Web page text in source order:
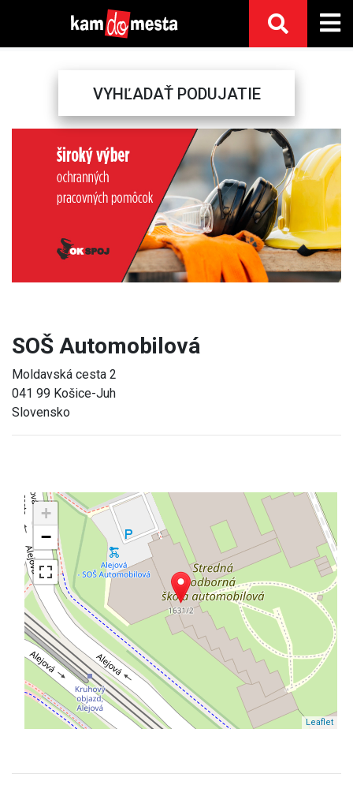
VYHĽADAŤ PODUJATIE
Next
SOŠ Automobilová
Moldavská cesta 2
041 99 Košice-Juh
Slovensko
+
−
Leaflet